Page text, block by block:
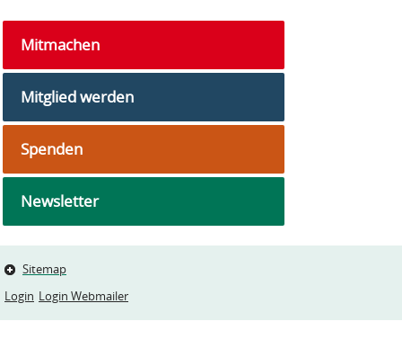
Mitmachen
Mitglied werden
Spenden
Newsletter
Sitemap
Login Login Webmailer